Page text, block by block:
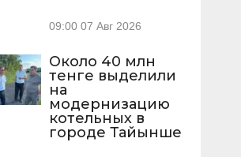
09:00 07 Авг 2026
Около 40 млн
тенге выделили
на
модернизацию
котельных в
городе Тайынше